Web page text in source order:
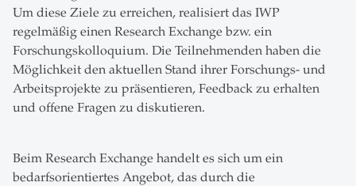
Um diese Ziele zu erreichen, realisiert das IWP
regelmäßig einen Research Exchange bzw. ein
Forschungskolloquium. Die Teilnehmenden haben die
Möglichkeit den aktuellen Stand ihrer Forschungs- und
Arbeitsprojekte zu präsentieren, Feedback zu erhalten
und offene Fragen zu diskutieren.
Beim Research Exchange handelt es sich um ein
bedarfsorientiertes Angebot, das durch die